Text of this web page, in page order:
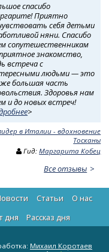
спасибо
Приятно
себя детьми
няни. Спасибо
сопутешественникам
знакомство,
встреча с
людьми — это
большая часть
Здоровья нам
и до новых встреч!
>
в Италии - вдохновение
Тосканы
Гид:Маргарита Кобец
Все отзывы
Статьи
О нас
дня Рассказ дня
Михаил Коротаев